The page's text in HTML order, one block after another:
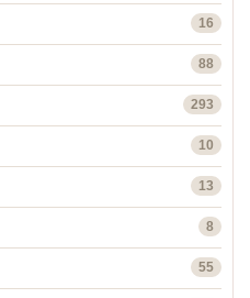
16
88
293
10
13
8
55